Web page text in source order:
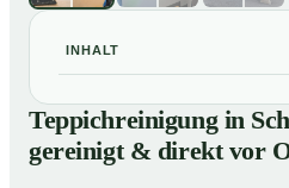
INHALT
01Teppichreinigung in
direkt vor Ort
Unsere Leistungen im
Teppichreinigung in
gereinigt & direkt vor